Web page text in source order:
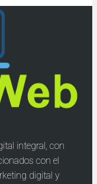
integral, con
con el
digital y